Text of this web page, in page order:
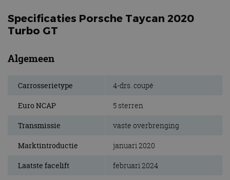
Specificaties Porsche Taycan 2020
Turbo GT
Algemeen
Carrosserietype 4-drs. coupé
Euro NCAP 5 sterren
Transmissie vaste overbrenging
Marktintroductie januari 2020
Laatste facelift februari 2024